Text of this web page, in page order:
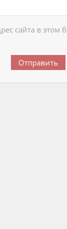
сайта в этом